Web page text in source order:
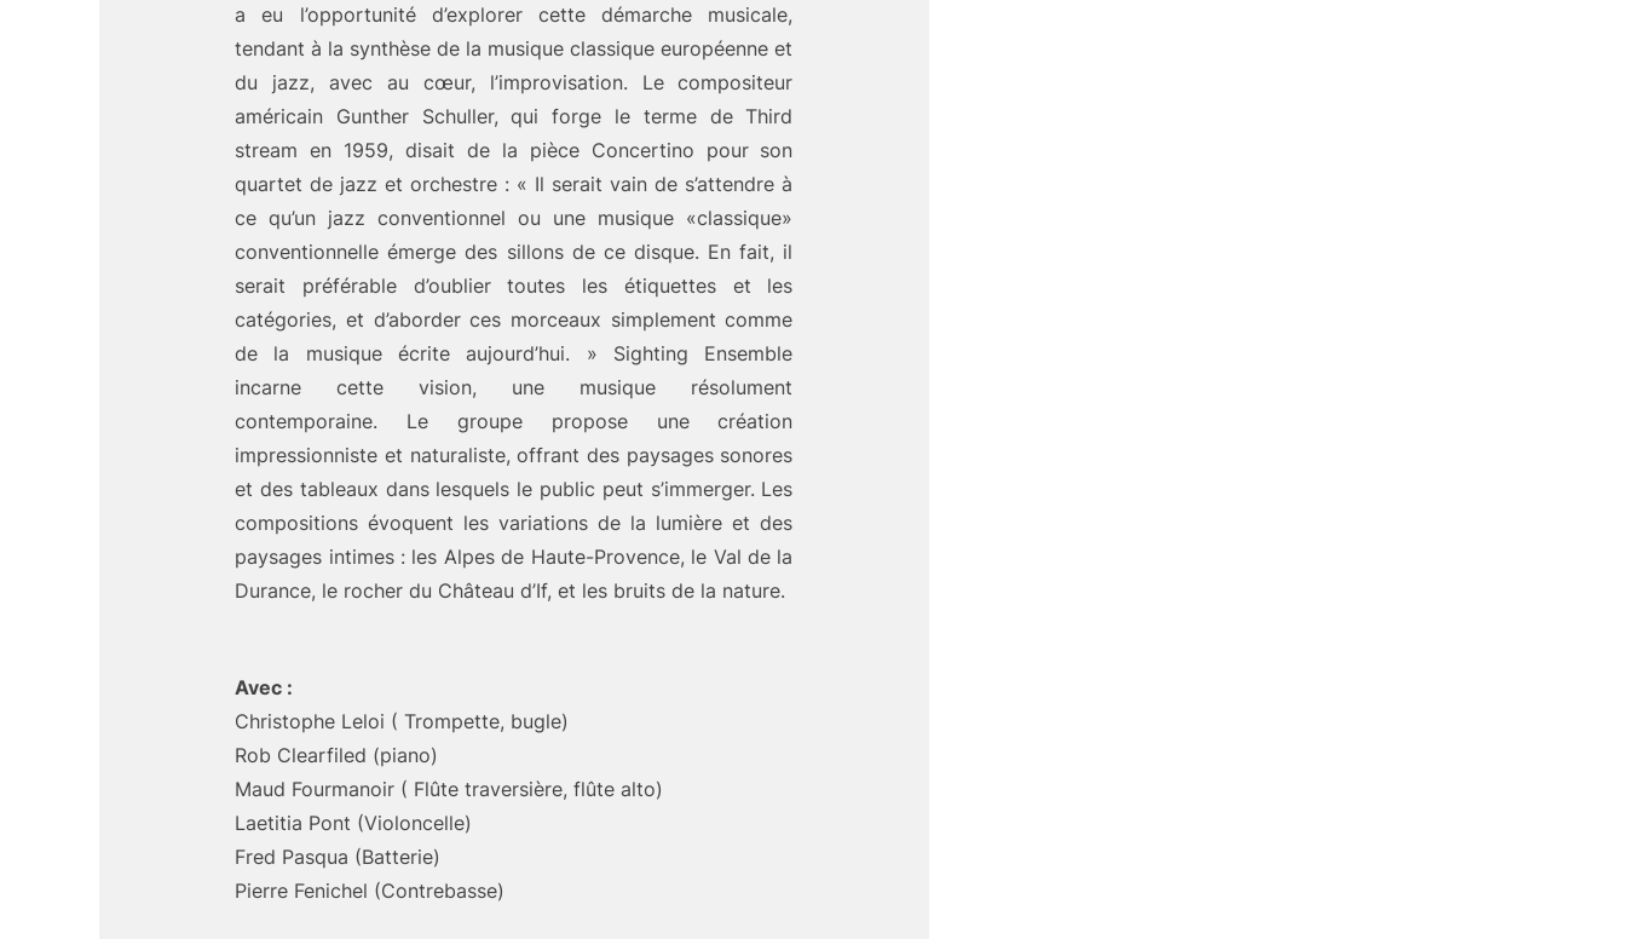
a eu l’opportunité d’explorer cette démarche musicale,
tendant à la synthèse de la musique classique européenne et
du jazz, avec au cœur, l’improvisation. Le compositeur
américain Gunther Schuller, qui forge le terme de Third
stream en 1959, disait de la pièce Concertino pour son
quartet de jazz et orchestre : « Il serait vain de s’attendre à
ce qu’un jazz conventionnel ou une musique «classique»
conventionnelle émerge des sillons de ce disque. En fait, il
serait préférable d’oublier toutes les étiquettes et les
catégories, et d’aborder ces morceaux simplement comme
de la musique écrite aujourd’hui. » Sighting Ensemble
incarne cette vision, une musique résolument
contemporaine. Le groupe propose une création
impressionniste et naturaliste, offrant des paysages sonores
et des tableaux dans lesquels le public peut s’immerger. Les
compositions évoquent les variations de la lumière et des
paysages intimes : les Alpes de Haute-Provence, le Val de la
Durance, le rocher du Château d’If, et les bruits de la nature.
Avec :
Christophe Leloi ( Trompette, bugle)
Rob Clearfiled (piano)
Maud Fourmanoir ( Flûte traversière, flûte alto)
Laetitia Pont (Violoncelle)
Fred Pasqua (Batterie)
Pierre Fenichel (Contrebasse)